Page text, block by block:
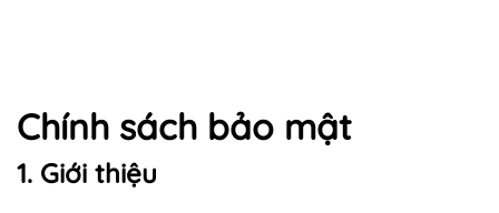
Chính sách bảo mật
1. Giới thiệu